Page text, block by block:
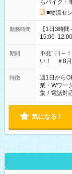
らバイク・
■物流セ
勤務時間
【1日3時間～も相談OK!】
15:00 12:00～
お気軽にご
期間
単発1日～
い！ ＃8
特徴 週1日から
業・Wワー
集 / 電話対
気になる！